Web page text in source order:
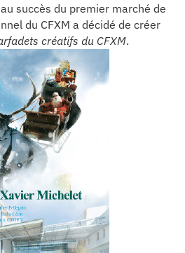
succès du premier marché de
du CFXM a décidé de créer
créatifs du CFXM.